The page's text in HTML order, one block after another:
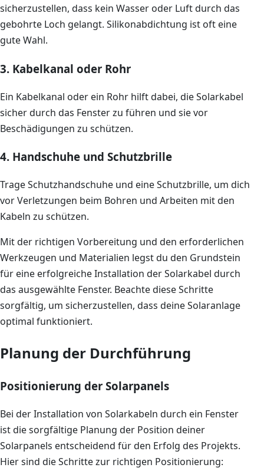
sicherzustellen, dass kein Wasser oder Luft durch das
gebohrte Loch gelangt. Silikonabdichtung ist oft eine
gute Wahl.
3. Kabelkanal oder Rohr
Ein Kabelkanal oder ein Rohr hilft dabei, die Solarkabel
sicher durch das Fenster zu führen und sie vor
Beschädigungen zu schützen.
4. Handschuhe und Schutzbrille
Trage Schutzhandschuhe und eine Schutzbrille, um dich
vor Verletzungen beim Bohren und Arbeiten mit den
Kabeln zu schützen.
Mit der richtigen Vorbereitung und den erforderlichen
Werkzeugen und Materialien legst du den Grundstein
für eine erfolgreiche Installation der Solarkabel durch
das ausgewählte Fenster. Beachte diese Schritte
sorgfältig, um sicherzustellen, dass deine Solaranlage
optimal funktioniert.
Planung der Durchführung
Positionierung der Solarpanels
Bei der Installation von Solarkabeln durch ein Fenster
ist die sorgfältige Planung der Position deiner
Solarpanels entscheidend für den Erfolg des Projekts.
Hier sind die Schritte zur richtigen Positionierung: